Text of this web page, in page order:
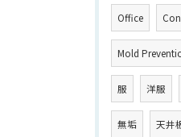
Office
Mold
服 洋服
無垢 天井